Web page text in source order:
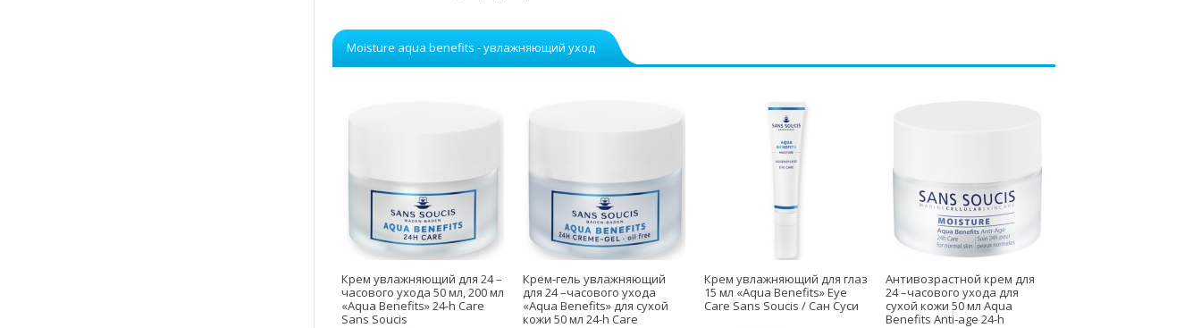
Moisture aqua benefits - увлажняющий уход
Крем увлажняющий для 24 –
часового ухода 50 мл, 200 мл
«Aqua Benefits» 24-h Care
Sans Soucis
Крем-гель увлажняющий
для 24 –часового ухода
«Aqua Benefits» для сухой
кожи 50 мл 24-h Care
Крем увлажняющий для глаз
15 мл «Aqua Benefits» Eye
Care Sans Soucis / Сан Суси
Антивозрастной крем для
24 –часового ухода для
сухой кожи 50 мл Aqua
Benefits Anti-age 24-h